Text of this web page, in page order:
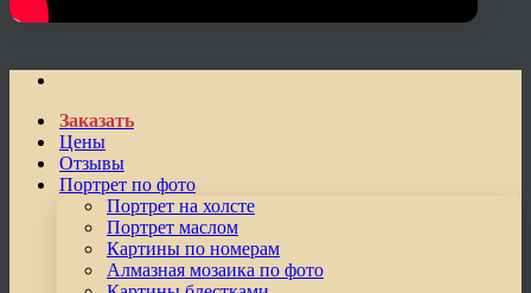
Заказать
Цены
Отзывы
Портрет по фото
Портрет на холсте
Портрет маслом
Картины по номерам
Алмазная мозаика по фото